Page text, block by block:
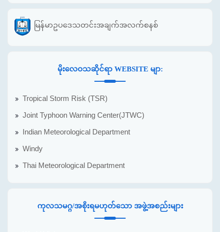
မြန်မာဥပဒေသတင်းအချက်အလက်စနစ်
မိုးလေဝသဆိုင်ရာ WEBSITE မျာ:
Tropical Storm Risk (TSR)
Joint Typhoon Warning Center(JTWC)
Indian Meteorological Department
Windy
Thai Meteorological Department
ကုလသမဂ္ဂ/အစိုးရမဟုတ်သော အဖွဲ့အစည်းများ